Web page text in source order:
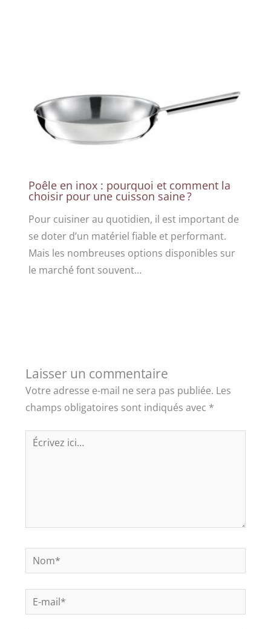
Poêle en inox : pourquoi et comment la
choisir pour une cuisson saine ?
Pour cuisiner au quotidien, il est important de
se doter d’un matériel fiable et performant.
Mais les nombreuses options disponibles sur
le marché font souvent…
Laisser un commentaire
Votre adresse e-mail ne sera pas publiée. Les
champs obligatoires sont indiqués avec *
Écrivez
Nom*
mail*